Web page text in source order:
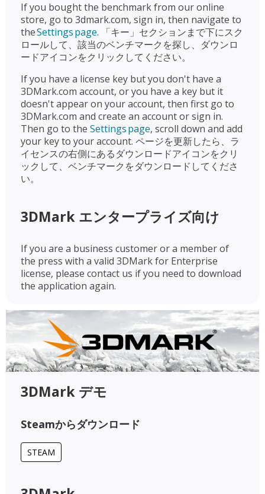
If you bought the benchmark from our online
store, go to 3dmark.com, sign in, then navigate to
theSettings page. 「キー」セクションまで下にスク
ロールして、該当のベンチマークを探し、ダウンロ
ードアイコンをクリックしてください。
If you have a license key but you don't have a
3DMark.com account, or you have a key but it
doesn't appear on your account, then first go to
3DMark.com and create an account or sign in.
Then go to the Settings page, scroll down and add
your key to your account. ページを更新したら、ラ
イセンスの右側にあるダウンロードアイコンをクリ
ックして、ベンチマークをダウンロードしてくださ
い。
3DMark エンタープライズ向け
If you are a business customer or a member of
the press with a valid 3DMark for Enterprise
license, please contact us if you need to download
the application again.
3DMark デモ
Steamからダウンロード
STEAM